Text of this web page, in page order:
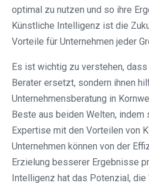
optimal zu nutzen und so ihre
Künstliche Intelligenz ist die
Vorteile für Unternehmen jeder
Es ist wichtig zu verstehen,
Berater ersetzt, sondern ihnen
Unternehmensberatung in
Beste aus beiden Welten, indem
Expertise mit den Vorteilen von
Unternehmen können von der
Erzielung besserer Ergebnisse
Intelligenz hat das Potenzial, die